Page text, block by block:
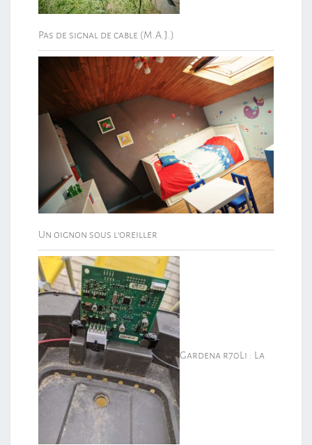
Pas de signal de cable (M.A.J.)
Un oignon sous l’oreiller
Gardena r70Li : La